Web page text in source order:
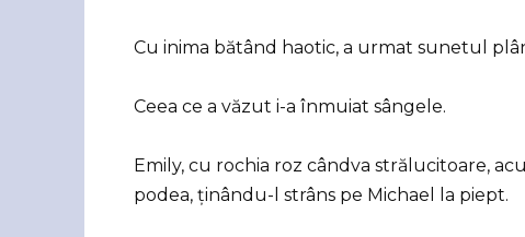
Cu inima bătând haotic, a urmat sunetul
Ceea ce a văzut i-a înmuiat sângele.
Emily, cu rochia roz cândva strălucitoare,
podea, ținându-l strâns pe Michael la piept.